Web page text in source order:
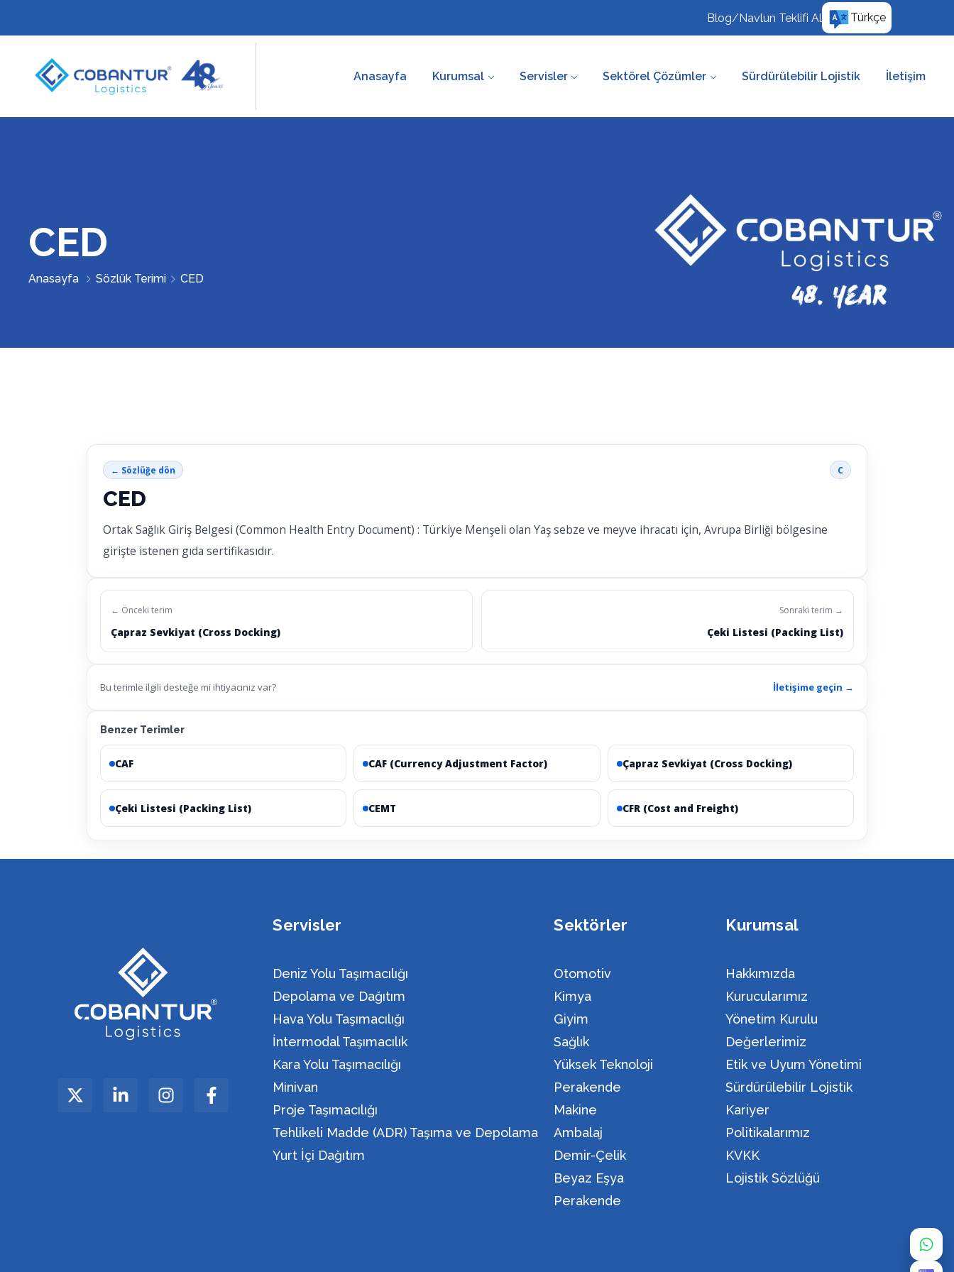
Blog/Navlun Teklifi Al Türkçe
Anasayfa Kurumsal Servisler Sektörel Çözümler Sürdürülebilir Lojistik İletişim
CED
Anasayfa Sözlük Terimi CED
← Sözlüğe dön C
CED
Ortak Sağlık Giriş Belgesi (Common Health Entry Document) : Türkiye Menşeli olan Yaş sebze ve meyve ihracatı için, Avrupa Birliği bölgesine
girişte istenen gıda sertifikasıdır.
← Önceki terim
Çapraz Sevkiyat (Cross Docking)
Sonraki terim →
Çeki Listesi (Packing List)
Bu terimle ilgili desteğe mi ihtiyacınız var? İletişime geçin →
Benzer Terimler
CAF CAF (Currency Adjustment Factor) Çapraz Sevkiyat (Cross Docking)
Çeki Listesi (Packing List) CEMT CFR (Cost and Freight)
Servisler
Deniz Yolu Taşımacılığı
Depolama ve Dağıtım
Hava Yolu Taşımacılığı
İntermodal Taşımacılık
Kara Yolu Taşımacılığı
Minivan
Proje Taşımacılığı
Tehlikeli Madde (ADR) Taşıma ve Depolama
Yurt İçi Dağıtım
Sektörler
Otomotiv
Kimya
Giyim
Sağlık
Yüksek Teknoloji
Perakende
Makine
Ambalaj
Demir-Çelik
Beyaz Eşya
Perakende
Kurumsal
Hakkımızda
Kurucularımız
Yönetim Kurulu
Değerlerimiz
Etik ve Uyum Yönetimi
Sürdürülebilir Lojistik
Kariyer
Politikalarımız
KVKK
Lojistik Sözlüğü